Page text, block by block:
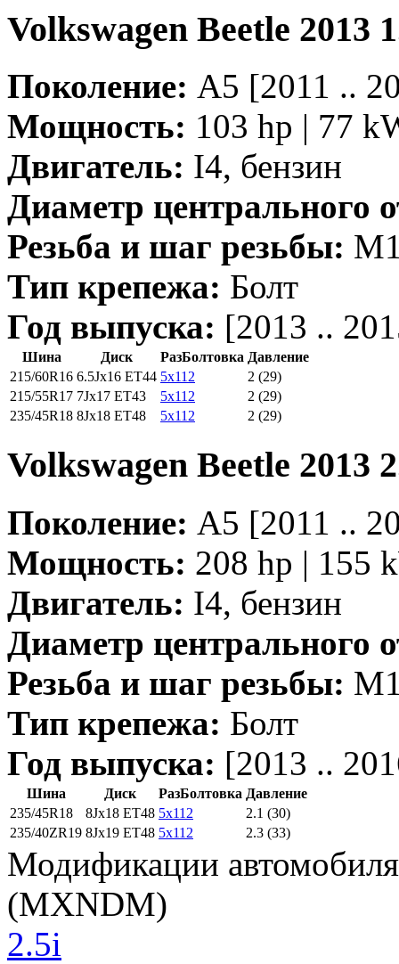
Volkswagen Beetle 2013
Поколение: A5 [2011 ..
Мощность: 103 hp | 77
Двигатель: I4, бензин
Диаметр центрального
Резьба и шаг резьбы:
Тип крепежа: Болт
Год выпуска: [2013 ..
Шина Диск РазБолтовка Давление
215/60R16 6.5Jx16 ET44 5x112
2 (29)
215/55R17 7Jx17 ET43 5x112
2 (29)
235/45R18 8Jx18 ET48 5x112 2 (29)
Volkswagen Beetle 2013
Поколение: A5 [2011 ..
Мощность: 208 hp | 155
Двигатель: I4, бензин
Диаметр центрального
Резьба и шаг резьбы:
Тип крепежа: Болт
Год выпуска: [2013 ..
Шина Диск РазБолтовка Давление
235/45R18
8Jx18 ET48 5x112
2.1 (30)
235/40ZR19 8Jx19 ET48 5x112 2.3 (33)
Модификации
(MXNDM)
2.5i